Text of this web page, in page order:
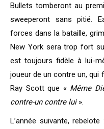
Bullets tomberont au
sweeperont sans pitié.
forces dans la bataille,
New York sera trop fort
est toujours fidèle à lui-
joueur de un contre un, qui
Ray Scott que « Même
contre-un contre lui».
L’année suivante,